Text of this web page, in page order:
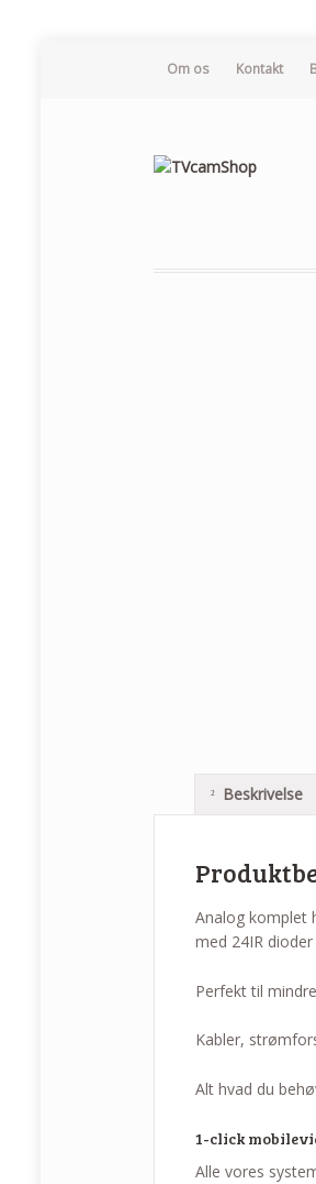
Om os Kontakt
Beskrivelse
Analog komplet
med 24IR
Perfekt til
Kabler,
Alt hvad du
1-click
Alle vores